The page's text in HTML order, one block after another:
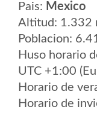
Pais: Mexico
Altitud: 1.332
Poblacion:
Huso horario
UTC +1:00
Horario de
Horario de